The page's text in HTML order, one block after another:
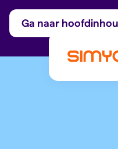
Ga naar
Maandelijks